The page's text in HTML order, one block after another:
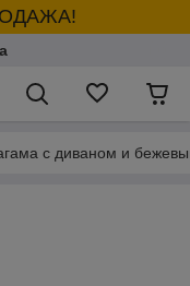
с диваном и